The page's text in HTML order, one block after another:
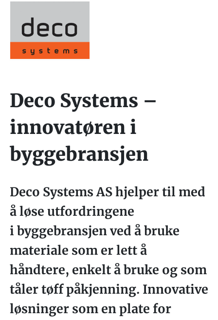
Deco Systems –
innovatøren i
byggebransjen
Deco Systems AS hjelper til med
å løse utfordringene
i byggebransjen ved å bruke
materiale som er lett å
håndtere, enkelt å bruke og som
tåler tøff påkjenning. Innovative
løsninger som en plate for